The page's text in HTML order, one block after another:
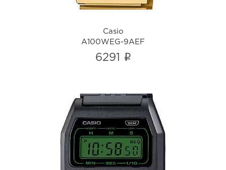
Casio
A100WEG-9AEF
6291 i
Casio
A1100B-1